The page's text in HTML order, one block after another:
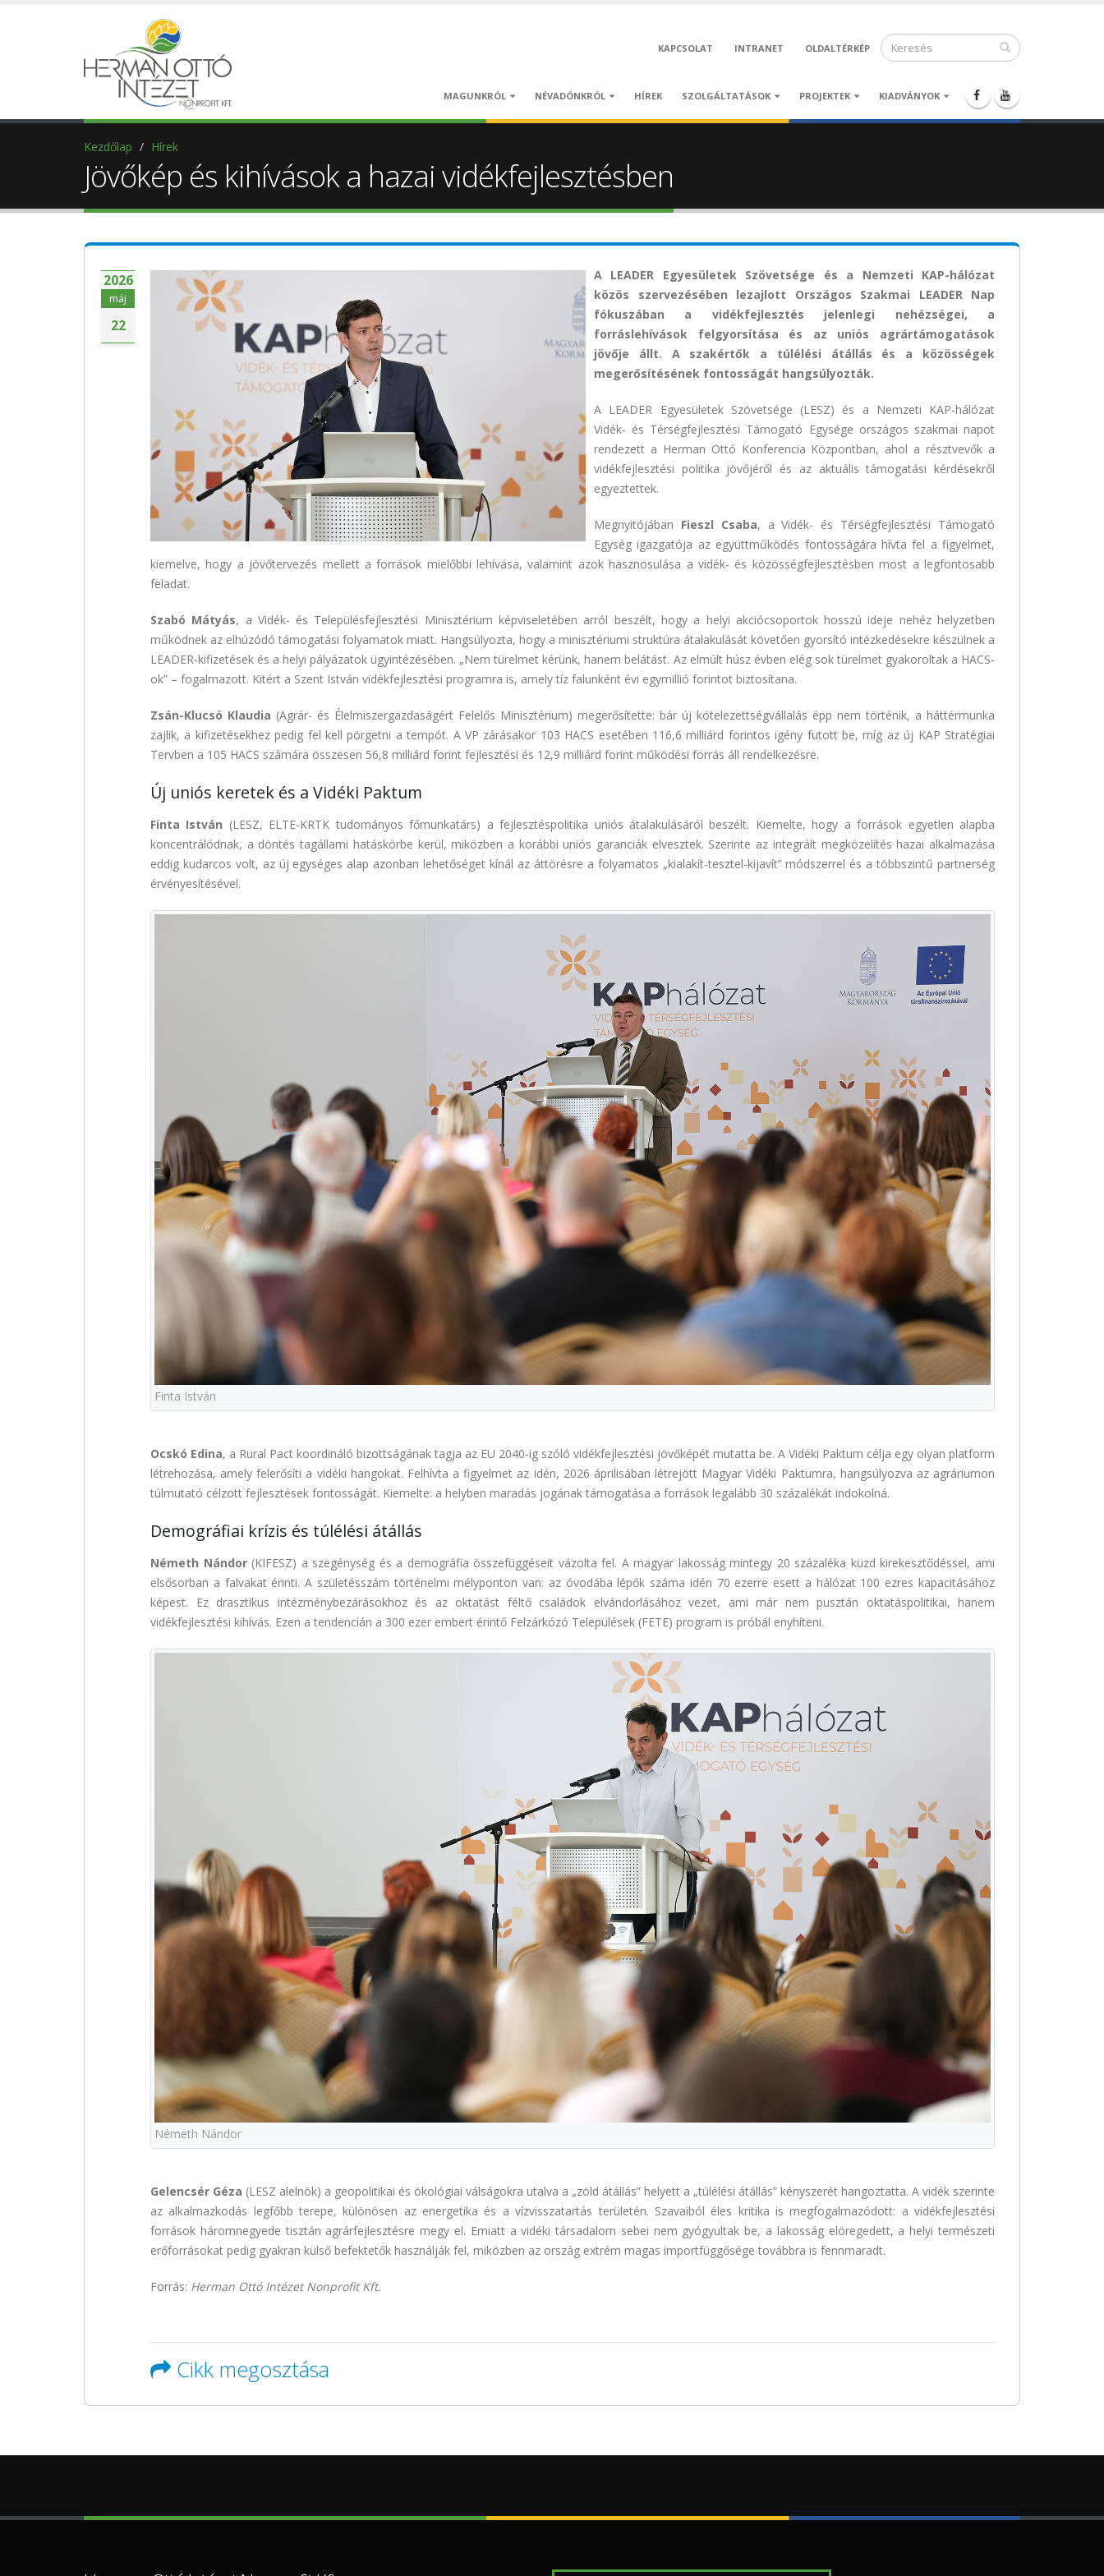
KAPCSOLAT INTRANET OLDALTÉRKÉP
MAGUNKRÓL NÉVADÓNKRÓL HÍREK SZOLGÁLTATÁSOK PROJEKTEK KIADVÁNYOK
Kezdőlap Hírek
Jövőkép és kihívások a hazai vidékfejlesztésben
2026
máj
22
A LEADER Egyesületek Szövetsége és a Nemzeti KAP-hálózat
közös szervezésében lezajlott Országos Szakmai LEADER Nap
fókuszában a vidékfejlesztés jelenlegi nehézségei, a
forráslehívások felgyorsítása és az uniós agrártámogatások
jövője állt. A szakértők a túlélési átállás és a közösségek
megerősítésének fontosságát hangsúlyozták.
A LEADER Egyesületek Szövetsége (LESZ) és a Nemzeti KAP-hálózat
Vidék- és Térségfejlesztési Támogató Egysége országos szakmai napot
rendezett a Herman Ottó Konferencia Központban, ahol a résztvevők a
vidékfejlesztési politika jövőjéről és az aktuális támogatási kérdésekről
egyeztettek.
Megnyitójában Fieszl Csaba, a Vidék- és Térségfejlesztési Támogató
Egység igazgatója az együttműködés fontosságára hívta fel a figyelmet,
kiemelve, hogy a jövőtervezés mellett a források mielőbbi lehívása, valamint azok hasznosulása a vidék- és közösségfejlesztésben most a legfontosabb
feladat.
Szabó Mátyás, a Vidék- és Településfejlesztési Minisztérium képviseletében arról beszélt, hogy a helyi akciócsoportok hosszú ideje nehéz helyzetben
működnek az elhúzódó támogatási folyamatok miatt. Hangsúlyozta, hogy a minisztériumi struktúra átalakulását követően gyorsító intézkedésekre készülnek a
LEADER-kifizetések és a helyi pályázatok ügyintézésében. „Nem türelmet kérünk, hanem belátást. Az elmúlt húsz évben elég sok türelmet gyakoroltak a HACS-
ok” – fogalmazott. Kitért a Szent István vidékfejlesztési programra is, amely tíz falunként évi egymillió forintot biztosítana.
Zsán-Klucsó Klaudia (Agrár- és Élelmiszergazdaságért Felelős Minisztérium) megerősítette: bár új kötelezettségvállalás épp nem történik, a háttérmunka
zajlik, a kifizetésekhez pedig fel kell pörgetni a tempót. A VP zárásakor 103 HACS esetében 116,6 milliárd forintos igény futott be, míg az új KAP Stratégiai
Tervben a 105 HACS számára összesen 56,8 milliárd forint fejlesztési és 12,9 milliárd forint működési forrás áll rendelkezésre.
Új uniós keretek és a Vidéki Paktum
Finta István (LESZ, ELTE-KRTK tudományos főmunkatárs) a fejlesztéspolitika uniós átalakulásáról beszélt. Kiemelte, hogy a források egyetlen alapba
koncentrálódnak, a döntés tagállami hatáskörbe kerül, miközben a korábbi uniós garanciák elvesztek. Szerinte az integrált megközelítés hazai alkalmazása
eddig kudarcos volt, az új egységes alap azonban lehetőséget kínál az áttörésre a folyamatos „kialakít-tesztel-kijavít” módszerrel és a többszintű partnerség
érvényesítésével.
Finta István
Ocskó Edina, a Rural Pact koordináló bizottságának tagja az EU 2040-ig szóló vidékfejlesztési jövőképét mutatta be. A Vidéki Paktum célja egy olyan platform
létrehozása, amely felerősíti a vidéki hangokat. Felhívta a figyelmet az idén, 2026 áprilisában létrejött Magyar Vidéki Paktumra, hangsúlyozva az agráriumon
túlmutató célzott fejlesztések fontosságát. Kiemelte: a helyben maradás jogának támogatása a források legalább 30 százalékát indokolná.
Demográfiai krízis és túlélési átállás
Németh Nándor(KIFESZ) a szegénység és a demográfia összefüggéseit vázolta fel. A magyar lakosság mintegy 20 százaléka küzd kirekesztődéssel, ami
elsősorban a falvakat érinti. A születésszám történelmi mélyponton van: az óvodába lépők száma idén 70 ezerre esett a hálózat 100 ezres kapacitásához
képest. Ez drasztikus intézménybezárásokhoz és az oktatást féltő családok elvándorlásához vezet, ami már nem pusztán oktatáspolitikai, hanem
vidékfejlesztési kihívás. Ezen a tendencián a 300 ezer embert érintő Felzárkózó Települések (FETE) program is próbál enyhíteni.
Németh Nándor
Gelencsér Géza (LESZ alelnök) a geopolitikai és ökológiai válságokra utalva a „zöld átállás” helyett a „túlélési átállás” kényszerét hangoztatta. A vidék szerinte
az alkalmazkodás legfőbb terepe, különösen az energetika és a vízvisszatartás területén. Szavaiból éles kritika is megfogalmazódott: a vidékfejlesztési
források háromnegyede tisztán agrárfejlesztésre megy el. Emiatt a vidéki társadalom sebei nem gyógyultak be, a lakosság elöregedett, a helyi természeti
erőforrásokat pedig gyakran külső befektetők használják fel, miközben az ország extrém magas importfüggősége továbbra is fennmaradt.
Forrás: Herman Ottó Intézet Nonprofit Kft.
Cikk megosztása